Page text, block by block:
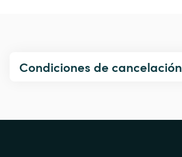
Condiciones de cancelación